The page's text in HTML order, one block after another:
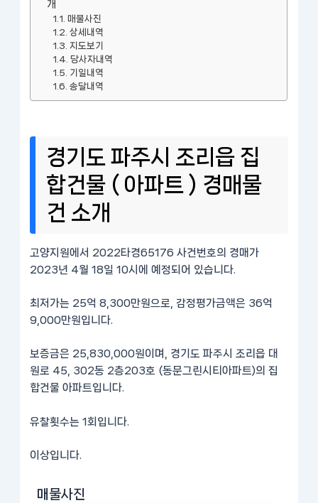
개
매물사진
상세내역
지도보기
당사자내역
기일내역
송달내역
경기도 파주시 조리읍 집
합건물 ( 아파트 ) 경매물
건 소개
고양지원에서 2022타경65176 사건번호의 경매가
2023년 4월 18일 10시에 예정되어 있습니다.
최저가는 25억 8,300만원으로, 감정평가금액은 36억
9,000만원입니다.
보증금은 25,830,000원이며, 경기도 파주시 조리읍 대
원로 45, 302동 2층203호 (동문그린시티아파트)의 집
합건물 아파트입니다.
유찰횟수는 1회입니다.
이상입니다.
매물사진